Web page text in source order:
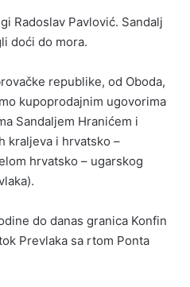
Radoslav Pavlović. Sandalj
doći do mora.
republike, od Oboda,
kupoprodajnim ugovorima
Sandaljem Hranićem i
kraljeva i hrvatsko –
hrvatsko – ugarskog
do danas granica Konfin
Prevlaka sa rtom Ponta